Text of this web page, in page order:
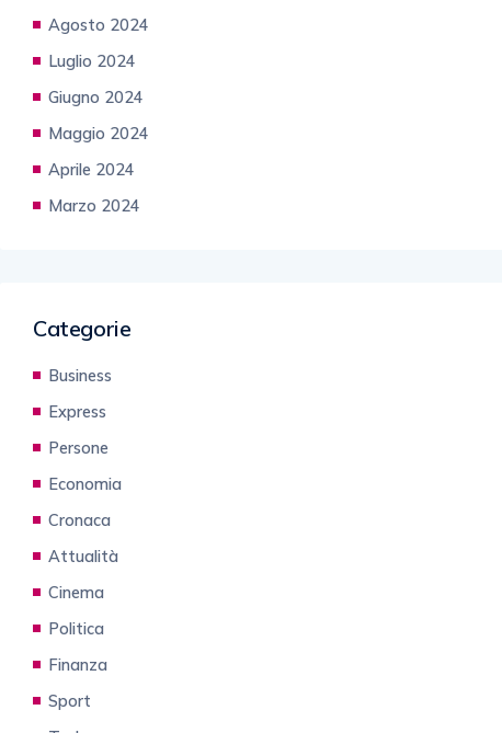
Agosto 2024
Luglio 2024
Giugno 2024
Maggio 2024
Aprile 2024
Marzo 2024
Categorie
Business
Express
Persone
Economia
Cronaca
Attualità
Cinema
Politica
Finanza
Sport